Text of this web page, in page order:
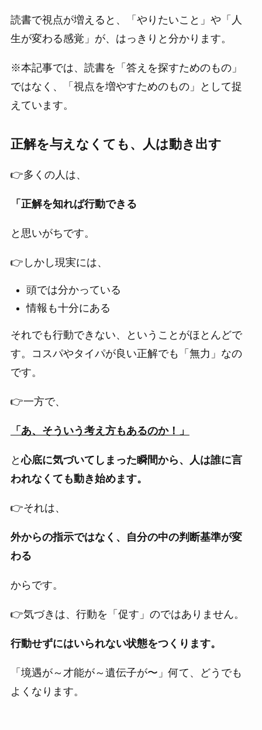
読書で視点が増えると、「やりたいこと」や「人
生が変わる感覚」が、はっきりと分かります。
※本記事では、読書を「答えを探すためのもの」
ではなく、「視点を増やすためのもの」として捉
えています。
正解を与えなくても、人は動き出す
👉多くの人は、
「正解を知れば行動できる
と思いがちです。
👉しかし現実には、
頭では分かっている
情報も十分にある
それでも行動できない、ということがほとんどで
す。コスパやタイパが良い正解でも「無力」なの
です。
👉一方で、
「あ、そういう考え方もあるのか！」
と心底に気づいてしまった瞬間から、人は誰に言
われなくても動き始めます。
👉それは、
外からの指示ではなく、自分の中の判断基準が変
わる
からです。
👉気づきは、行動を「促す」のではありません。
行動せずにはいられない状態をつくります。
「境遇が～才能が～遺伝子が〜」何て、どうでも
よくなります。